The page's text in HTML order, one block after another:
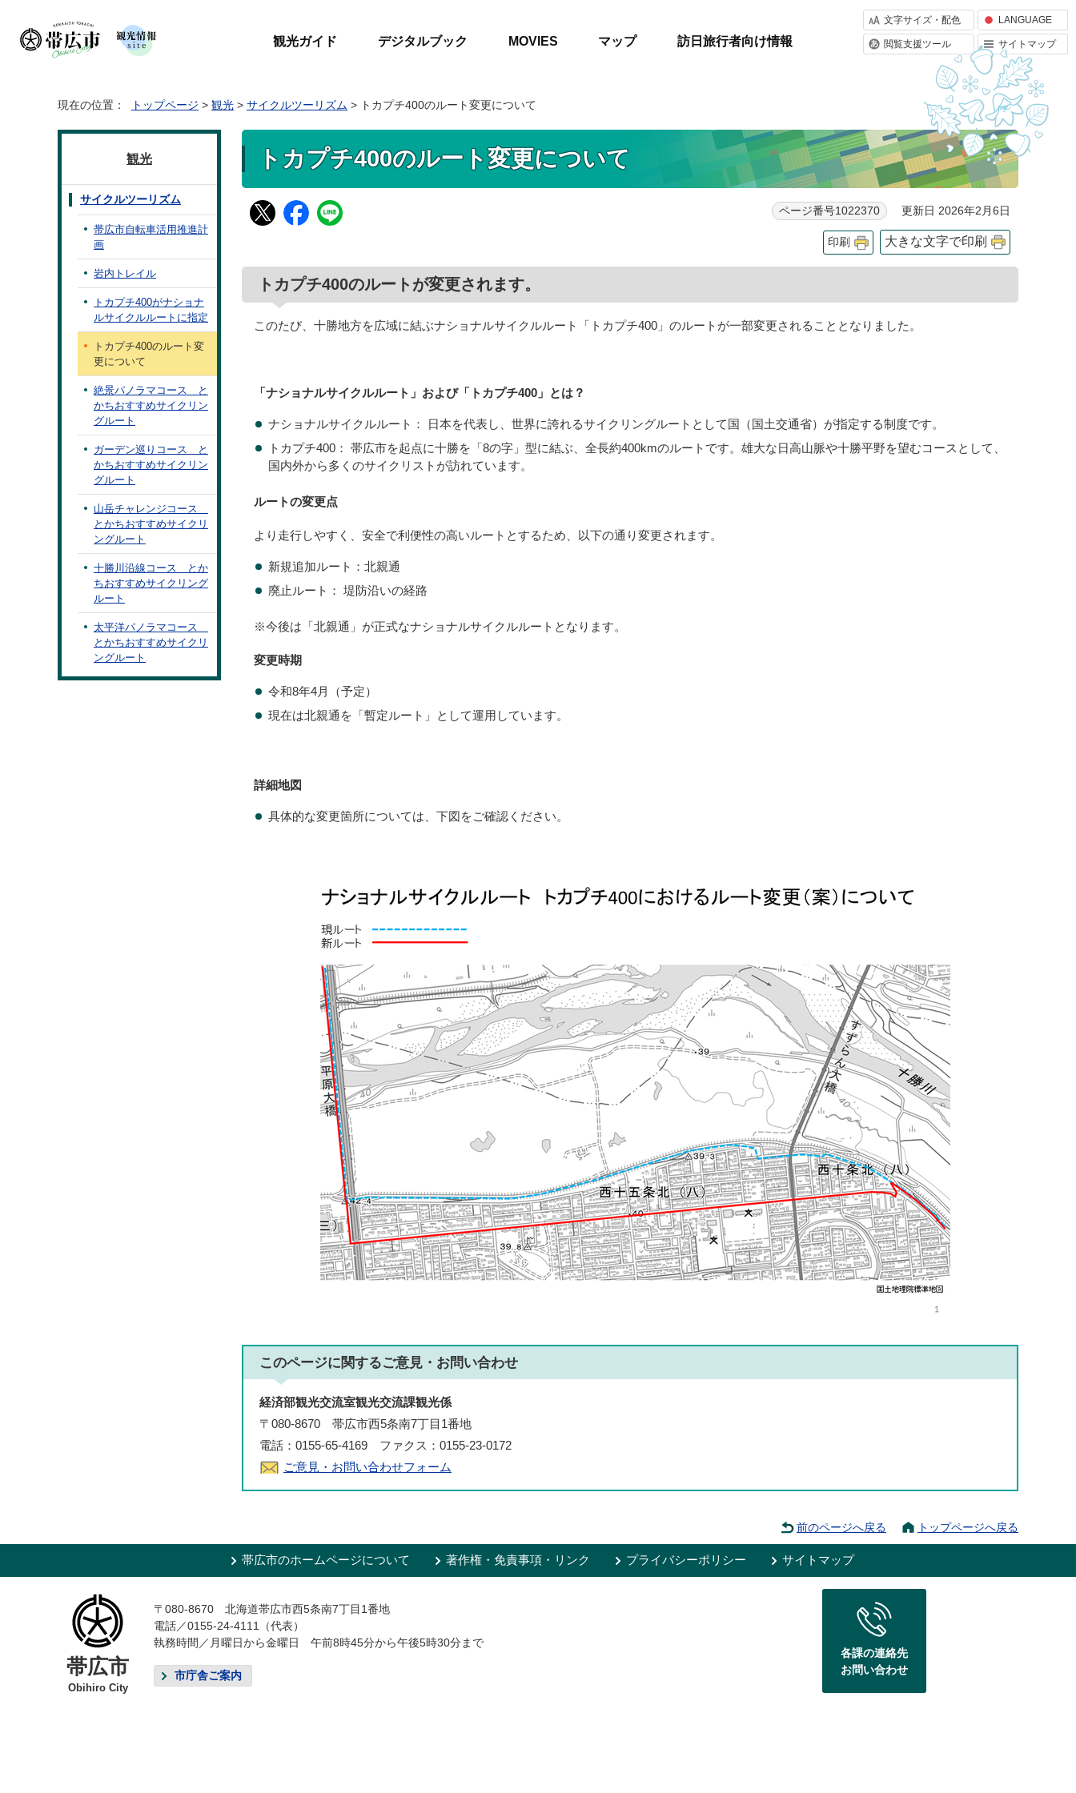
観光ガイド デジタルブック MOVIES マップ 訪日旅行者向け情報
文字サイズ・配色 LANGUAGE
閲覧支援ツール サイトマップ
現在の位置： トップページ > 観光 > サイクルツーリズム > トカプチ400のルート変更について
トカプチ400のルート変更について
ページ番号1022370 更新日 2026年2月6日
印刷 大きな文字で印刷
トカプチ400のルートが変更されます。
このたび、十勝地方を広域に結ぶナショナルサイクルルート「トカプチ400」のルートが一部変更されることとなりました。
「ナショナルサイクルルート」および「トカプチ400」とは？
ナショナルサイクルルート： 日本を代表し、世界に誇れるサイクリングルートとして国（国土交通省）が指定する制度です。
トカプチ400： 帯広市を起点に十勝を「8の字」型に結ぶ、全長約400kmのルートです。雄大な日高山脈や十勝平野を望むコースとして、
国内外から多くのサイクリストが訪れています。
ルートの変更点
より走行しやすく、安全で利便性の高いルートとするため、以下の通り変更されます。
新規追加ルート：北親通
廃止ルート： 堤防沿いの経路
※今後は「北親通」が正式なナショナルサイクルルートとなります。
変更時期
令和8年4月（予定）
現在は北親通を「暫定ルート」として運用しています。
詳細地図
具体的な変更箇所については、下図をご確認ください。
このページに関するご意見・お問い合わせ
経済部観光交流室観光交流課観光係
〒080-8670 帯広市西5条南7丁目1番地
電話：0155-65-4169 ファクス：0155-23-0172
ご意見・お問い合わせフォーム
観光
サイクルツーリズム
帯広市自転車活用推進計
画
岩内トレイル
トカプチ400がナショナ
ルサイクルルートに指定
トカプチ400のルート変
更について
絶景パノラマコース と
かちおすすめサイクリン
グルート
ガーデン巡りコース と
かちおすすめサイクリン
グルート
山岳チャレンジコース
とかちおすすめサイクリ
ングルート
十勝川沿線コース とか
ちおすすめサイクリング
ルート
太平洋パノラマコース
とかちおすすめサイクリ
ングルート
前のページへ戻る トップページへ戻る
帯広市のホームページについて 著作権・免責事項・リンク プライバシーポリシー サイトマップ
帯広市
Obihiro City
〒080-8670 北海道帯広市西5条南7丁目1番地
電話／0155-24-4111（代表）
執務時間／月曜日から金曜日 午前8時45分から午後5時30分まで
市庁舎ご案内
各課の連絡先
お問い合わせ